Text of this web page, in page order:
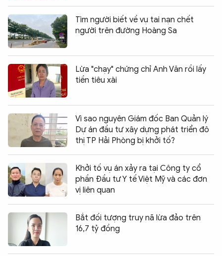
Tìm người biết về vụ tai nạn chết
người trên đường Hoàng Sa
Lừa "chạy" chứng chỉ Anh Văn rồi lấy
tiền tiêu xài
Vì sao nguyên Giám đốc Ban Quản lý
Dự án đầu tư xây dựng phát triển đô
thị TP Hải Phòng bị khởi tố?
Khởi tố vụ án xảy ra tại Công ty cổ
phần Đầu tư Y tế Việt Mỹ và các đơn
vị liên quan
Bắt đối tượng truy nã lừa đảo trên
16,7 tỷ đồng